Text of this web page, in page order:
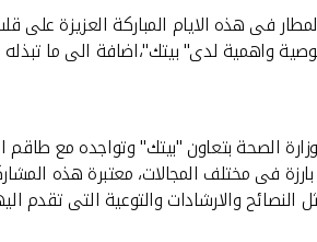
فى هذه الايام المباركة
واهمية لدى" بيتك"،اضافة الى ما
الصحة بتعاون "بيتك" وتواجده مع
فى مختلف المجالات، معتبرة هذه
والارشادات والتوعية التى تقدم